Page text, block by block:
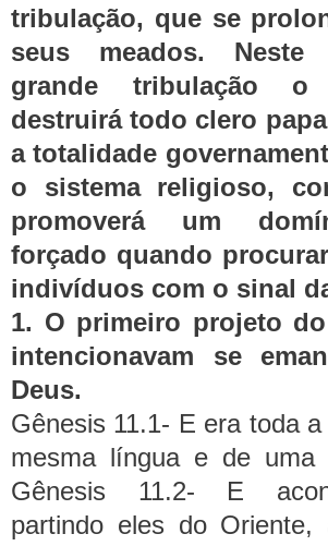
tribulação, que se
seus meados. Neste
grande tribulação o
destruirá todo clero
a totalidade
o sistema religioso,
promoverá um
forçado quando
indivíduos com o sinal
1. O primeiro projeto
intencionavam se
Deus.
Gênesis 11.1- E era toda
mesma língua e de uma
Gênesis 11.2- E
partindo eles do Oriente,